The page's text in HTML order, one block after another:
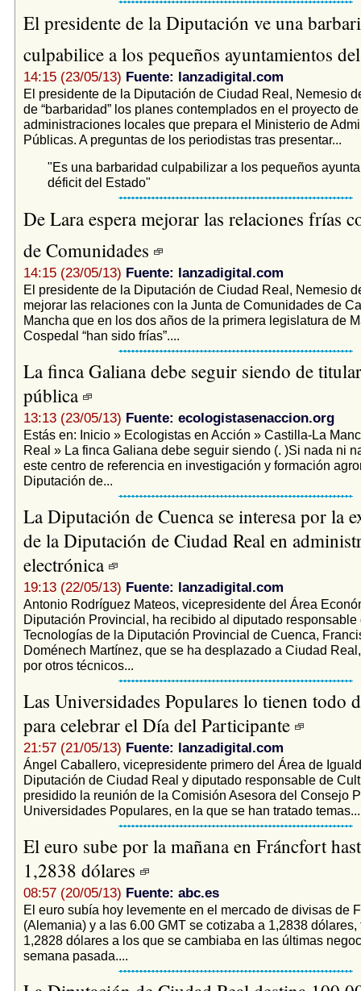
El presidente de la Diputación ve una
culpabilice a los pequeños ayuntamientos
14:15 (23/05/13) Fuente: lanzadigital.com
El presidente de la Diputación de Ciudad Real, Nemesio
de “barbaridad” los planes contemplados en el proyecto
administraciones locales que prepara el Ministerio de
Públicas. A preguntas de los periodistas tras presentar...
"Es una barbaridad culpabilizar a los pequeños
déficit del Estado"
De Lara espera mejorar las relaciones frías
de Comunidades
14:15 (23/05/13) Fuente: lanzadigital.com
El presidente de la Diputación de Ciudad Real, Nemesio
mejorar las relaciones con la Junta de Comunidades de
Mancha que en los dos años de la primera legislatura de
Cospedal “han sido frías”....
La finca Galiana debe seguir siendo de
pública
13:13 (23/05/13) Fuente: ecologistasenaccion.org
Estás en: Inicio » Ecologistas en Acción » Castilla-La
Real » La finca Galiana debe seguir siendo (. )Si nada ni
este centro de referencia en investigación y formación
Diputación de...
La Diputación de Cuenca se interesa por la
de la Diputación de Ciudad Real en
electrónica
19:13 (22/05/13) Fuente: lanzadigital.com
Antonio Rodríguez Mateos, vicepresidente del Área
Diputación Provincial, ha recibido al diputado responsable
Tecnologías de la Diputación Provincial de Cuenca,
Doménech Martínez, que se ha desplazado a Ciudad
por otros técnicos...
Las Universidades Populares lo tienen todo
para celebrar el Día del Participante
21:57 (21/05/13) Fuente: lanzadigital.com
Ángel Caballero, vicepresidente primero del Área de
Diputación de Ciudad Real y diputado responsable de
presidido la reunión de la Comisión Asesora del Consejo
Universidades Populares, en la que se han tratado temas...
El euro sube por la mañana en Fráncfort
1,2838 dólares
08:57 (20/05/13) Fuente: abc.es
El euro subía hoy levemente en el mercado de divisas de
(Alemania) y a las 6.00 GMT se cotizaba a 1,2838 dólares,
1,2828 dólares a los que se cambiaba en las últimas
semana pasada....